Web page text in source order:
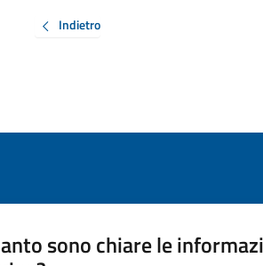
Indietro
sono chiare le